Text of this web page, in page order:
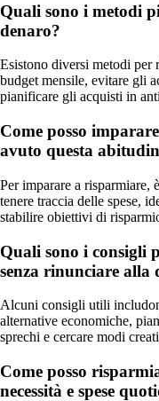
Quali sono i metodi
denaro?
Esistono diversi metodi per
budget mensile, evitare gli
pianificare gli acquisti in
Come posso
avuto questa
Per imparare a risparmiare,
tenere traccia delle spese,
stabilire obiettivi di
Quali sono i consigli
senza rinunciare alla
Alcuni consigli utili
alternative economiche,
sprechi e cercare modi
Come posso
necessità e spese